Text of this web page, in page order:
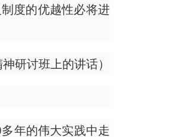
度的优越性必将进
研讨班上的讲话）
年的伟大实践中走